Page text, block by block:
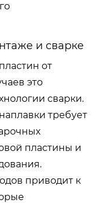
и сварке
от
это
сварки.
требует
пластины и
приводит к